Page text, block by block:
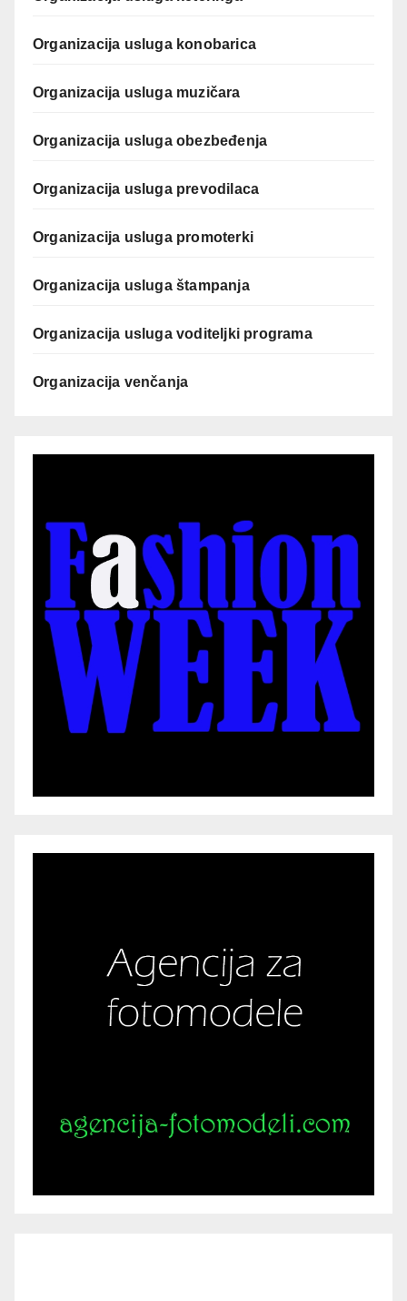
Organizacija usluga konobarica
Organizacija usluga muzičara
Organizacija usluga obezbeđenja
Organizacija usluga prevodilaca
Organizacija usluga promoterki
Organizacija usluga štampanja
Organizacija usluga voditeljki programa
Organizacija venčanja